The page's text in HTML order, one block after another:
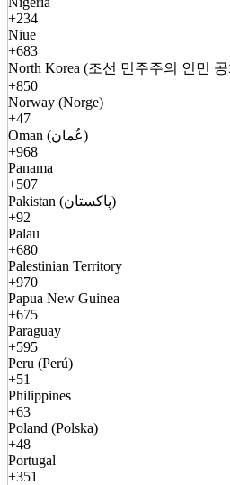
+234
Niue
+683
North Korea (조선 민주주의 인민
+850
Norway (Norge)
+47
Oman (عُمان)
+968
Panama
+507
Pakistan (پاکستان)
+92
Palau
+680
Palestinian Territory
+970
Papua New Guinea
+675
Paraguay
+595
Peru (Perú)
+51
Philippines
+63
Poland (Polska)
+48
Portugal
+351